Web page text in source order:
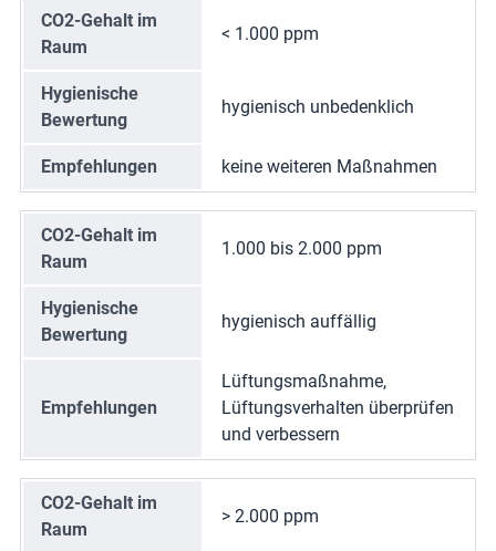
CO2-Gehalt im
Raum
< 1.000 ppm
Hygienische
Bewertung
hygienisch unbedenklich
Empfehlungen keine weiteren Maßnahmen
CO2-Gehalt im
Raum
1.000 bis 2.000 ppm
Hygienische
Bewertung
hygienisch auffällig
Empfehlungen
Lüftungsmaßnahme,
Lüftungsverhalten überprüfen
und verbessern
CO2-Gehalt im
Raum
> 2.000 ppm